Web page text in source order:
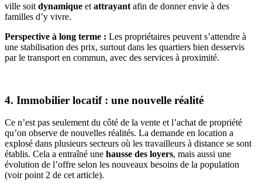
ville soit dynamique et attrayant afin de donner envie à des
familles d’y vivre.
Perspective à long terme : Les propriétaires peuvent s’attendre à
une stabilisation des prix, surtout dans les quartiers bien desservis
par le transport en commun, avec des services à proximité.
4. Immobilier locatif : une nouvelle réalité
Ce n’est pas seulement du côté de la vente et l’achat de propriété
qu’on observe de nouvelles réalités. La demande en location a
explosé dans plusieurs secteurs où les travailleurs à distance se sont
établis. Cela a entraîné une hausse des loyers, mais aussi une
évolution de l’offre selon les nouveaux besoins de la population
(voir point 2 de cet article).